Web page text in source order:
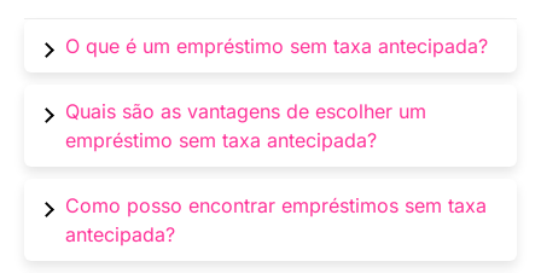
O que é um empréstimo sem taxa antecipada?
Um empréstimo sem taxa antecipada é um tipo
de empréstimo em que o mutuário não paga
nenhuma taxa no momento da obtenção do
Quais são as vantagens de escolher um
empréstimo sem taxa antecipada?
Economia financeira, transparência nos custos,
menor risco de endividamento e maior
flexibilidade financeira são algumas das
Como posso encontrar empréstimos sem taxa
antecipada?